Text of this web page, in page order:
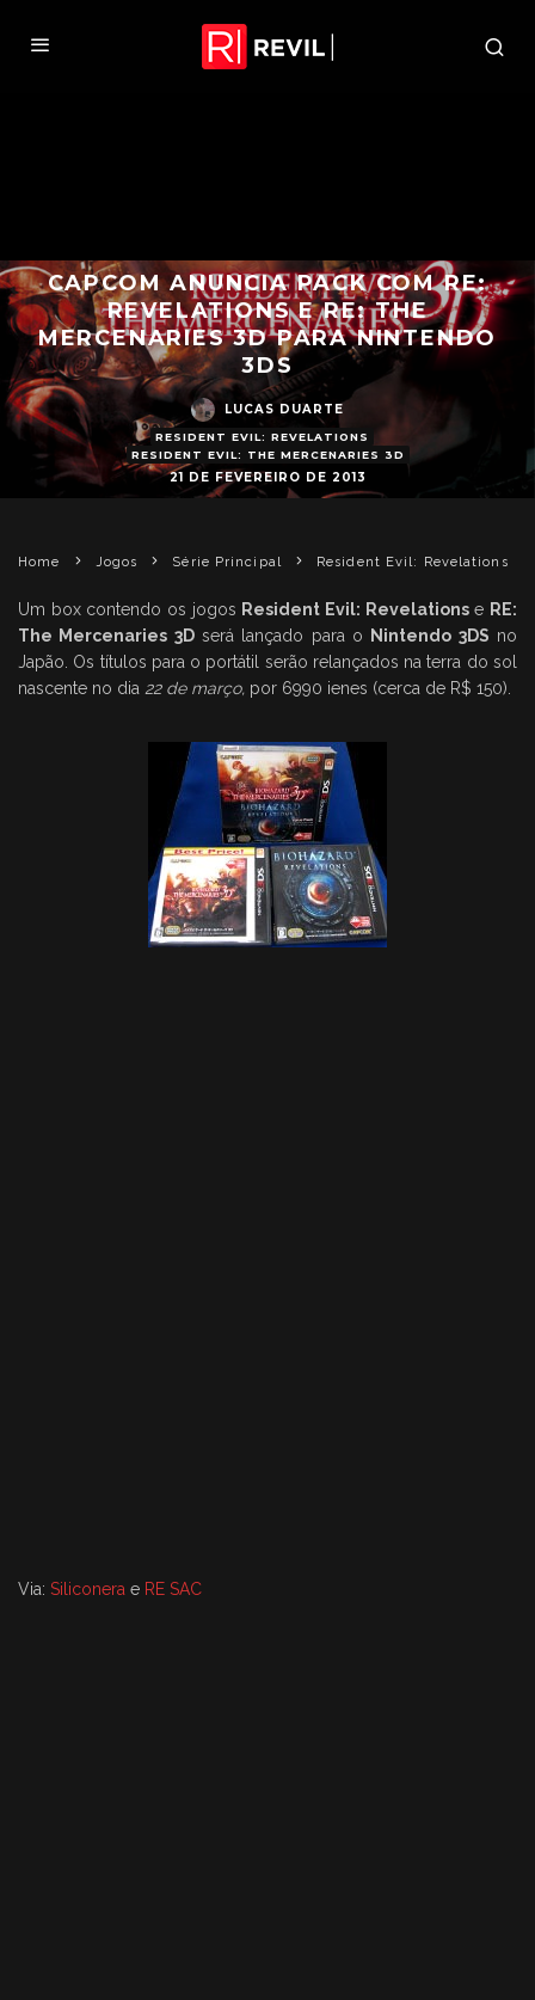
CAPCOM ANUNCIA PACK COM RE:
REVELATIONS E RE: THE
MERCENARIES 3D PARA NINTENDO
3DS
LUCAS DUARTE
RESIDENT EVIL: REVELATIONS
RESIDENT EVIL: THE MERCENARIES 3D
21 DE FEVEREIRO DE 2013
Home Jogos Série Principal Resident Evil: Revelations
Um box contendo os jogos Resident Evil: Revelationse RE:
The Mercenaries 3Dserá lançado para o Nintendo 3DS no
Japão. Os títulos para o portátil serão relançados na terra do sol
nascente no dia 22 de março, por 6990 ienes (cerca de R$ 150).
Via: Siliconera e RE SAC